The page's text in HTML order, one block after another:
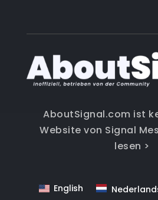
AboutSignal.com ist
Website von Signal
lesen >
English